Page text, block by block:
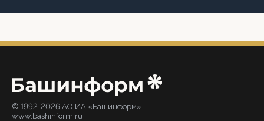
© 1992-2026 АО ИА «Башинформ».
www.bashinform.ru